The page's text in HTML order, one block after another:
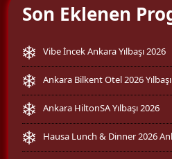
Son Eklenen
Vibe İncek Ankara Yılbaşı 2026
Ankara Bilkent Otel 2026 Yılbaşı
Ankara HiltonSA Yılbaşı 2026
Hausa Lunch & Dinner 2026